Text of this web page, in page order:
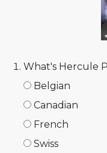
What's Hercule
Belgian
Canadian
French
Swiss